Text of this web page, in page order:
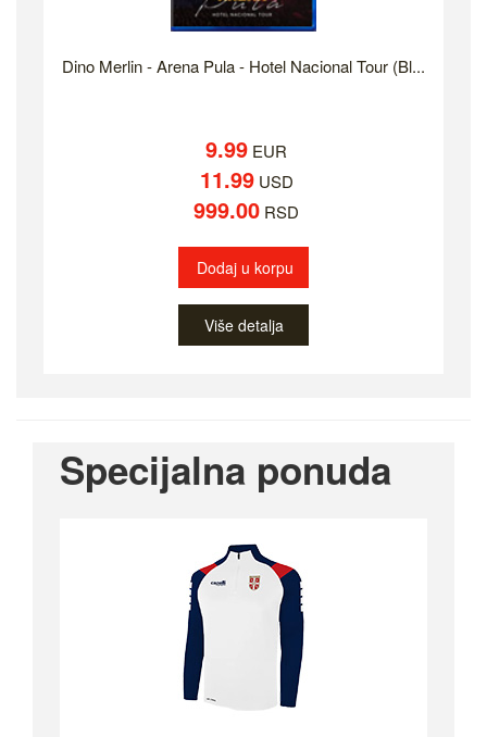
Dino Merlin - Arena Pula - Hotel Nacional Tour (Bl...
9.99 EUR
11.99USD
999.00 RSD
Dodaj u korpu
Više detalja
Specijalna ponuda